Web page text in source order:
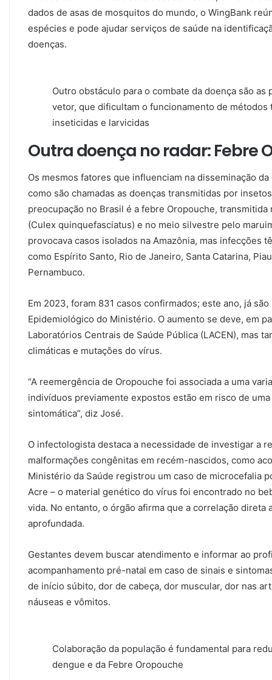
dados de asas de mosquitos do mundo, o WingBank
espécies e pode ajudar serviços de saúde na
doenças.
Outro obstáculo para o combate da doença são
vetor, que dificultam o funcionamento de
inseticidas e larvicidas
Outra doença no radar: Febre
Os mesmos fatores que influenciam na disseminação
como são chamadas as doenças transmitidas por
preocupação no Brasil é a febre Oropouche,
(Culex quinquefasciatus) e no meio silvestre pelo
provocava casos isolados na Amazônia, mas infecções
como Espírito Santo, Rio de Janeiro, Santa Catarina,
Pernambuco.
Em 2023, foram 831 casos confirmados; este ano, já
Epidemiológico do Ministério. O aumento se deve, em
Laboratórios Centrais de Saúde Pública (LACEN), mas
climáticas e mutações do vírus.
“A reemergência de Oropouche foi associada a uma
indivíduos previamente expostos estão em risco de
sintomática”, diz José.
O infectologista destaca a necessidade de investigar a
malformações congênitas em recém-nascidos, como
Ministério da Saúde registrou um caso de microcefalia
Acre – o material genético do vírus foi encontrado no
vida. No entanto, o órgão afirma que a correlação direta
aprofundada.
Gestantes devem buscar atendimento e informar ao
acompanhamento pré-natal em caso de sinais e
de início súbito, dor de cabeça, dor muscular, dor nas
náuseas e vômitos.
Colaboração da população é fundamental para
dengue e da Febre Oropouche